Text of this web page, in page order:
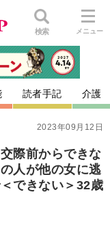
検索 メニュー
読者手記 介護
2023年09月12日
際前からできな
人が他の女に逃
できない＞32歳